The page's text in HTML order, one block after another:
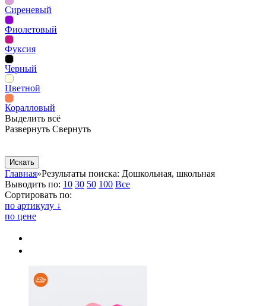
Сиреневый
Фиолетовый
Фуксия
Черный
Цветной
Коралловый
Выделить всё
Развернуть Свернуть
Главная»Результаты поиска: Дошкольная, школьная
Выводить по: 10 30 50 100 Все
Сортировать по:
по артикулу ↓
по цене